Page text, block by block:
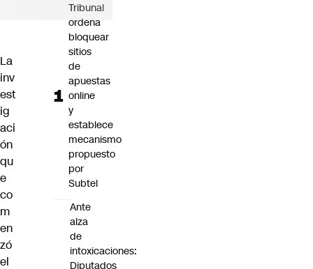
La
inv
est
ig
aci
ón
qu
e
co
m
en
zó
el
Tribunal
ordena
bloquear
sitios
de
apuestas
online
y
establece
mecanismo
propuesto
por
Subtel
Ante
alza
de
intoxicaciones:
Diputados